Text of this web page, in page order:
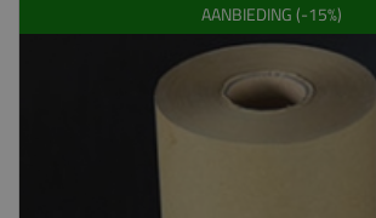
AANBIEDING (-15%)